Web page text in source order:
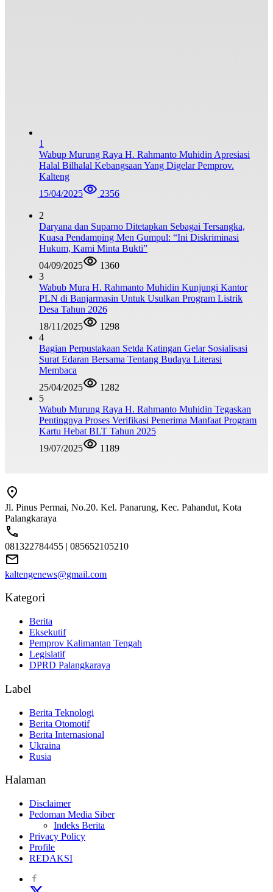
1
Wabup Murung Raya H. Rahmanto Muhidin Apresiasi
Halal Bilhalal Kebangsaan Yang Digelar Pemprov.
Kalteng
15/04/2025
2356
2
Daryana dan Suparno Ditetapkan Sebagai Tersangka,
Kuasa Pendamping Men Gumpul: “Ini Diskriminasi
Hukum, Kami Minta Bukti”
04/09/2025
1360
3
Wabub Mura H. Rahmanto Muhidin Kunjungi Kantor
PLN di Banjarmasin Untuk Usulkan Program Listrik
Desa Tahun 2026
18/11/2025
1298
4
Bagian Perpustakaan Setda Katingan Gelar Sosialisasi
Surat Edaran Bersama Tentang Budaya Literasi
Membaca
25/04/2025
1282
5
Wabub Murung Raya H. Rahmanto Muhidin Tegaskan
Pentingnya Proses Verifikasi Penerima Manfaat Program
Kartu Hebat BLT Tahun 2025
19/07/2025
1189
Jl. Pinus Permai, No.20. Kel. Panarung, Kec. Pahandut, Kota
Palangkaraya
081322784455 | 085652105210
kaltengenews@gmail.com
Kategori
Berita
Eksekutif
Pemprov Kalimantan Tengah
Legislatif
DPRD Palangkaraya
Label
Berita Teknologi
Berita Otomotif
Berita Internasional
Ukraina
Rusia
Halaman
Disclaimer
Pedoman Media Siber
Indeks Berita
Privacy Policy
Profile
REDAKSI